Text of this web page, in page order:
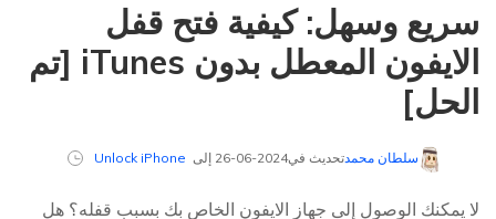
سريع وسهل: كيفية فتح قفل
الايفون المعطل بدون iTunes [تم
الحل]
سلطان محمدتحديث في2024-06-26 إلى Unlock iPhone
لا يمكنك الوصول إلى جهاز الايفون الخاص بك بسبب قفله؟ هل